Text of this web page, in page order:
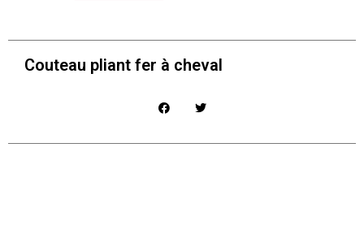
Couteau pliant fer à cheval